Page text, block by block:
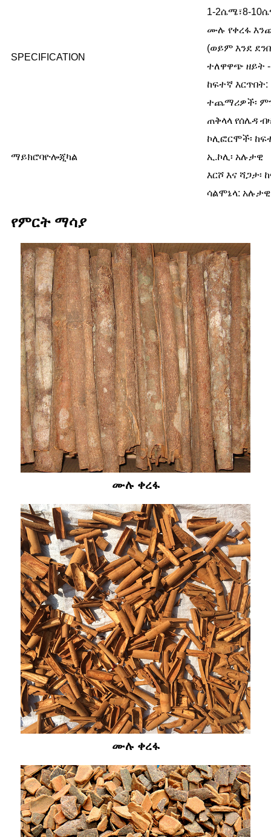
SPECIFICATION
1-2ሴሜ፣8-
ሙሉ የቀረፋ
(ወይም እንደ
ተለዋዋጭ ዘይት -
ከፍተኛ እርጥበት:
ተጨማሪዎች፡
ማይክሮባዮሎጂካል
ጠቅላላ የሰሌዳ
ኮሊፎርሞች፡
ኢ.ኮሊ፡ አሉታዊ
እርሾ እና ሻጋታ፡
ሳልሞኔላ: አሉታዊ
የምርት ማሳያ
ሙሉ ቀረፋ
ሙሉ ቀረፋ